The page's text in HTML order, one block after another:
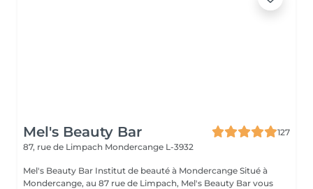
Mel's Beauty Bar
127
87, rue de Limpach Mondercange L-3932
Mel's Beauty Bar Institut de beauté à Mondercange Situé à
Mondercange, au 87 rue de Limpach, Mel's Beauty Bar vous